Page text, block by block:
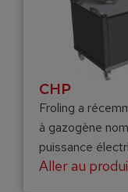
CHP
Froling a
à gazogène
puissance
Aller au